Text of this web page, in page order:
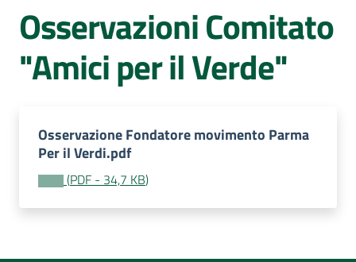
Argomenti
Per
cittadini
Osservazioni Comitato
"Amici per il Verde"
Osservazione Fondatore movimento Parma
Per il Verdi.pdf
(PDF - 34,7 KB)